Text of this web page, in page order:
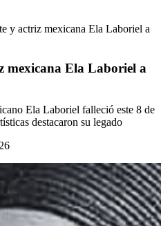
y actriz mexicana Ela Laboriel a
mexicana Ela Laboriel a
Ela Laboriel falleció este 8 de
destacaron su legado